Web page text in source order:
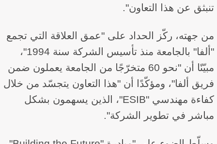
تنبثق عن هذا التعاون".
من جهته، ركّز الحداد على "عمق العلاقة التي تجمع
"ألفا" بالجامعة منذ تأسيس الشركة سنة 1994"،
مبيّنًا أن "نحو 60 متخرّجًا من الجامعة يعملون ضمن
فريق ألفا"، ومؤكّدًا أن "هذا التعاون يتجسّد من خلال
كفاءة مهندسي "ESIB"، الذين يسهمون بشكل
مباشر في تطوير الشركة".